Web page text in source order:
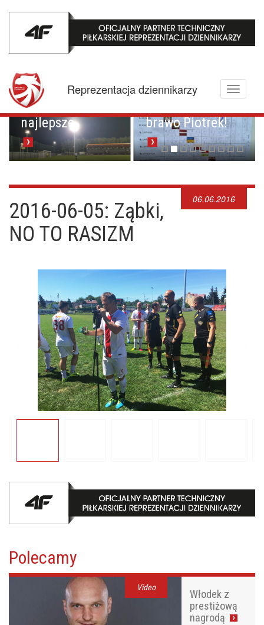
Toggle
Reprezentacja dziennikarzy
Mistrzowskie
karne z
Pucharowa
przygoda trwa w
najlepsze
Brawo Lenkija,
brawo Piotrek!
06.06.2016
2016-06-05: Ząbki,
NO TO RASIZM
Polecamy
Video
Włodek z
prestiżową
nagrodą